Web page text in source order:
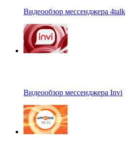
Видеообзор мессенджера 4talk
Видеообзор мессенджера Invi